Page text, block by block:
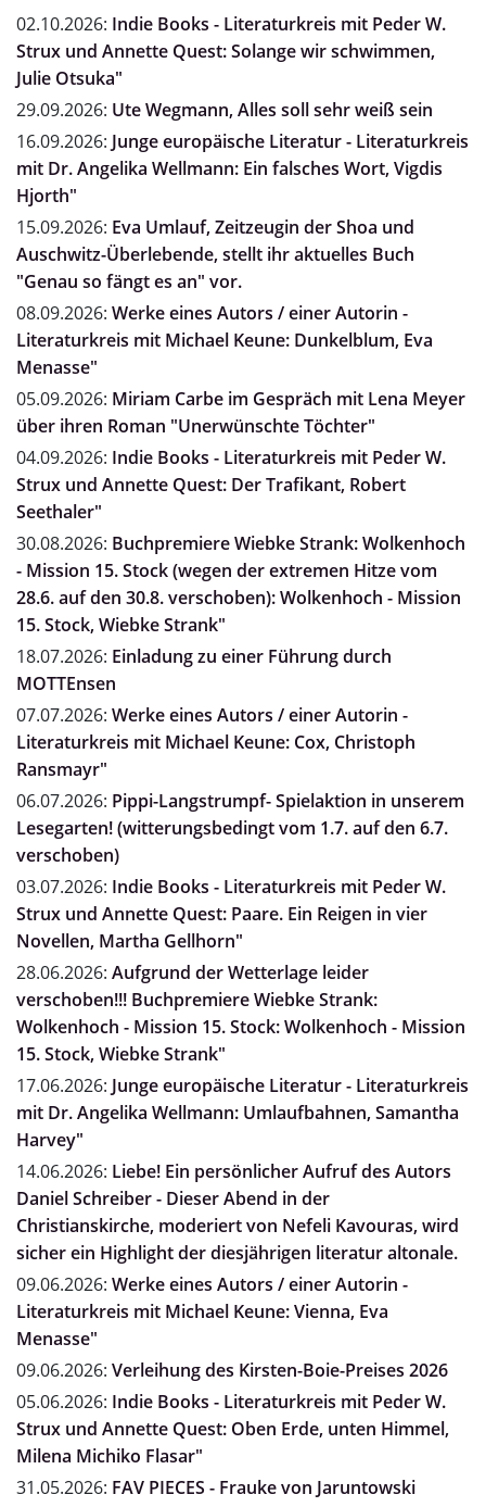
02.10.2026: Indie Books - Literaturkreis mit Peder W.
Strux und Annette Quest: Solange wir schwimmen,
Julie Otsuka"
29.09.2026: Ute Wegmann, Alles soll sehr weiß sein
16.09.2026: Junge europäische Literatur - Literaturkreis
mit Dr. Angelika Wellmann: Ein falsches Wort, Vigdis
Hjorth"
15.09.2026: Eva Umlauf, Zeitzeugin der Shoa und
Auschwitz-Überlebende, stellt ihr aktuelles Buch
"Genau so fängt es an" vor.
08.09.2026: Werke eines Autors / einer Autorin -
Literaturkreis mit Michael Keune: Dunkelblum, Eva
Menasse"
05.09.2026: Miriam Carbe im Gespräch mit Lena Meyer
über ihren Roman "Unerwünschte Töchter"
04.09.2026: Indie Books - Literaturkreis mit Peder W.
Strux und Annette Quest: Der Trafikant, Robert
Seethaler"
30.08.2026: Buchpremiere Wiebke Strank: Wolkenhoch
- Mission 15. Stock (wegen der extremen Hitze vom
28.6. auf den 30.8. verschoben): Wolkenhoch - Mission
15. Stock, Wiebke Strank"
18.07.2026: Einladung zu einer Führung durch
MOTTEnsen
07.07.2026: Werke eines Autors / einer Autorin -
Literaturkreis mit Michael Keune: Cox, Christoph
Ransmayr"
06.07.2026: Pippi-Langstrumpf- Spielaktion in unserem
Lesegarten! (witterungsbedingt vom 1.7. auf den 6.7.
verschoben)
03.07.2026: Indie Books - Literaturkreis mit Peder W.
Strux und Annette Quest: Paare. Ein Reigen in vier
Novellen, Martha Gellhorn"
28.06.2026: Aufgrund der Wetterlage leider
verschoben!!! Buchpremiere Wiebke Strank:
Wolkenhoch - Mission 15. Stock: Wolkenhoch - Mission
15. Stock, Wiebke Strank"
17.06.2026: Junge europäische Literatur - Literaturkreis
mit Dr. Angelika Wellmann: Umlaufbahnen, Samantha
Harvey"
14.06.2026: Liebe! Ein persönlicher Aufruf des Autors
Daniel Schreiber - Dieser Abend in der
Christianskirche, moderiert von Nefeli Kavouras, wird
sicher ein Highlight der diesjährigen literatur altonale.
09.06.2026: Werke eines Autors / einer Autorin -
Literaturkreis mit Michael Keune: Vienna, Eva
Menasse"
09.06.2026: Verleihung des Kirsten-Boie-Preises 2026
05.06.2026: Indie Books - Literaturkreis mit Peder W.
Strux und Annette Quest: Oben Erde, unten Himmel,
Milena Michiko Flasar"
31.05.2026: FAV PIECES - Frauke von Jaruntowski